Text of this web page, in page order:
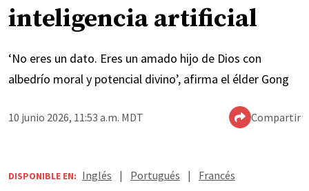
inteligencia artificial
‘No eres un dato. Eres un amado hijo de Dios con
albedrío moral y potencial divino’, afirma el élder Gong
10 junio 2026, 11:53 a.m. MDT Compartir
DISPONIBLE EN: Inglés | Portugués | Francés